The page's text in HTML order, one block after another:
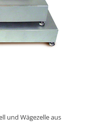
und Wägezelle aus